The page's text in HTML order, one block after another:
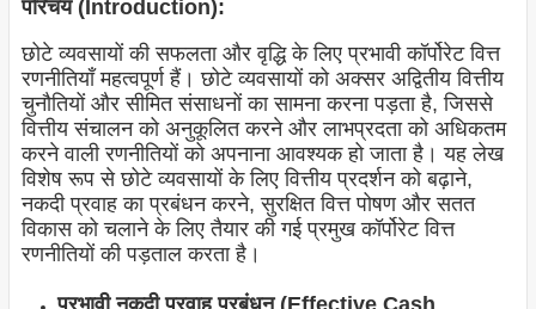
परिचय (Introduction):
छोटे व्यवसायों की सफलता और वृद्धि के लिए प्रभावी कॉर्पोरेट वित्त
रणनीतियाँ महत्वपूर्ण हैं। छोटे व्यवसायों को अक्सर अद्वितीय वित्तीय
चुनौतियों और सीमित संसाधनों का सामना करना पड़ता है, जिससे
वित्तीय संचालन को अनुकूलित करने और लाभप्रदता को अधिकतम
करने वाली रणनीतियों को अपनाना आवश्यक हो जाता है। यह लेख
विशेष रूप से छोटे व्यवसायों के लिए वित्तीय प्रदर्शन को बढ़ाने,
नकदी प्रवाह का प्रबंधन करने, सुरक्षित वित्त पोषण और सतत
विकास को चलाने के लिए तैयार की गई प्रमुख कॉर्पोरेट वित्त
रणनीतियों की पड़ताल करता है।